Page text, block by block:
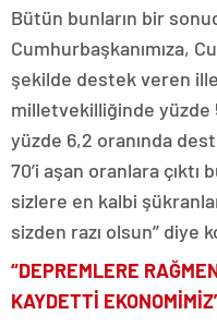
Bütün bunların bir
Cumhurbaşkanımıza,
şekilde destek veren
milletvekilliğinde yüzde
yüzde 6,2 oranında
70’i aşan oranlara çıktı
sizlere en kalbi
sizden razı olsun’’ diye
“DEPREMLERE
KAYDETTİ